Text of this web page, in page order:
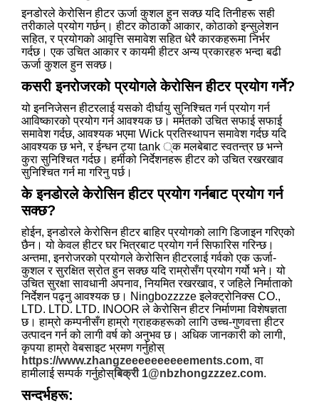
इनडोरले केरोसिन हीटर ऊर्जा कुशल हुन सक्छ यदि तिनीहरू सही
तरीकाले प्रयोग गर्छन्। हीटर कोठाको आकार, कोठाको इन्सुलेशन
सहित, र प्रयोगको आवृत्ति समावेश सहित धेरै कारकहरूमा निर्भर
गर्दछ। एक उचित आकार र कायमी हीटर अन्य प्रकारहरु भन्दा बढी
ऊर्जा कुशल हुन सक्छ।
कसरी इनरोजरको प्रयोगले केरोसिन हीटर प्रयोग गर्ने?
यो इननिजेसन हीटरलाई यसको दीर्घायु सुनिश्चित गर्न प्रयोग गर्न
आविष्कारको प्रयोग गर्न आवश्यक छ। मर्मतको उचित सफाई सफाई
समावेश गर्दछ, आवश्यक भएमा Wick प्रतिस्थापन समावेश गर्दछ यदि
आवश्यक छ भने, र ईन्धन ट्या tank ्क मलबेबाट स्वतन्त्र छ भन्ने
कुरा सुनिश्चित गर्दछ। हर्मीको निर्देशनहरू हीटर को उचित रखरखाव
सुनिश्चित गर्न मा गरिनु पर्छ।
के इनडोरले केरोसिन हीटर प्रयोग गर्नबाट प्रयोग गर्न
सक्छ?
होईन, इनडोरले केरोसिन हीटर बाहिर प्रयोगको लागि डिजाइन गरिएको
छैन। यो केवल हीटर घर भित्रबाट प्रयोग गर्न सिफारिस गरिन्छ।
अन्तमा, इनरोजरको प्रयोगले केरोसिन हीटरलाई गर्वको एक ऊर्जा-
कुशल र सुरक्षित स्रोत हुन सक्छ यदि राम्रोसँग प्रयोग गर्यो भने। यो
उचित सुरक्षा सावधानी अपनाव, नियमित रखरखाव, र जहिले निर्माताको
निर्देशन पढ्नु आवश्यक छ। Ningbozzzze इलेक्ट्रोनिक्स CO.,
LTD. LTD. LTD. INOOR ले केरोसिन हीटर निर्माणमा विशेषज्ञता
छ। हाम्रो कम्पनीसँग हाम्रो ग्राहकहरूको लागि उच्च-गुणवत्ता हीटर
उत्पादन गर्न को लागी वर्ष को अनुभव छ। अधिक जानकारी को लागी,
कृपया हाम्रो वेबसाइट भ्रमण गर्नुहोस्
https://www.zhangzeeeeeeeeeements.com, वा
हामीलाई सम्पर्क गर्नुहोस्बिक्री 1@nbzhongzzzez.com.
सन्दर्भहरू: